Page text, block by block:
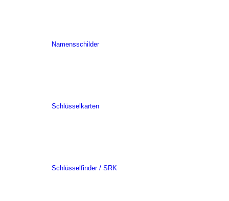
Namensschilder
Schlüsselkarten
Schlüsselfinder / SRK